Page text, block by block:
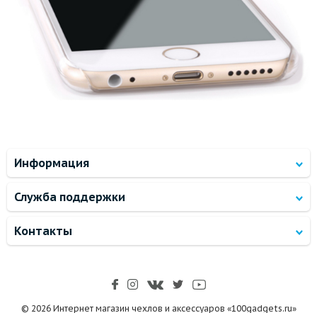
Информация
Служба поддержки
Контакты
© 2026 Интернет магазин чехлов и аксессуаров «100gadgets.ru»